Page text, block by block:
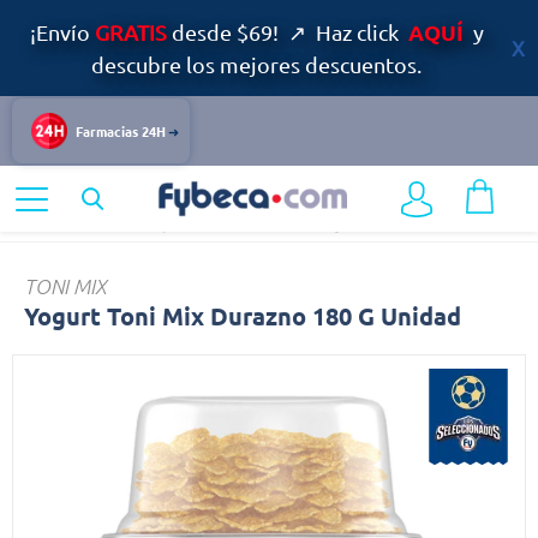
¡Envío GRATISdesde $69! ↗ Haz click AQUÍ y
descubre los mejores descuentos.
Farmacias 24H
Alimentos y Bebidas
TONI MIX
Yogurt Toni Mix Durazno 180 G Unidad